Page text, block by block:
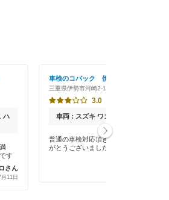
ハ
す
さん
11日
車検のコバック 伊勢河崎店
三重県伊勢市河崎2-18-7
3.0
車両 : スズキ ワゴンR
普通の車検対応頂きました。あり
がとうございました。